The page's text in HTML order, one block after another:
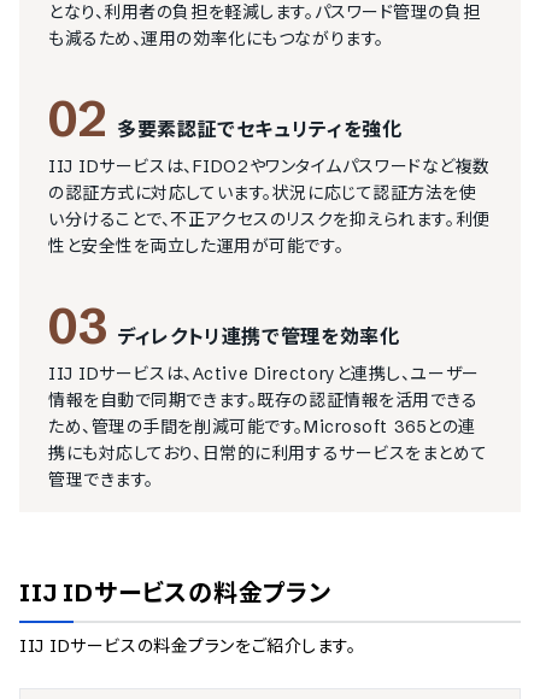
となり、利用者の負担を軽減します。パスワード管理の負担
も減るため、運用の効率化にもつながります。
02 多要素認証でセキュリティを強化
IIJ IDサービスは、FIDO2やワンタイムパスワードなど複数
の認証方式に対応しています。状況に応じて認証方法を使
い分けることで、不正アクセスのリスクを抑えられます。利便
性と安全性を両立した運用が可能です。
03 ディレクトリ連携で管理を効率化
IIJ IDサービスは、Active Directoryと連携し、ユーザー
情報を自動で同期できます。既存の認証情報を活用できる
ため、管理の手間を削減可能です。Microsoft 365との連
携にも対応しており、日常的に利用するサービスをまとめて
管理できます。
IIJ IDサービスの料金プラン
IIJ IDサービスの料金プランをご紹介します。